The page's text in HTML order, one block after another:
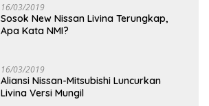
16/03/2019
Sosok New Nissan Livina Terungkap,
Apa Kata NMI?
16/03/2019
Aliansi Nissan-Mitsubishi Luncurkan
Livina Versi Mungil